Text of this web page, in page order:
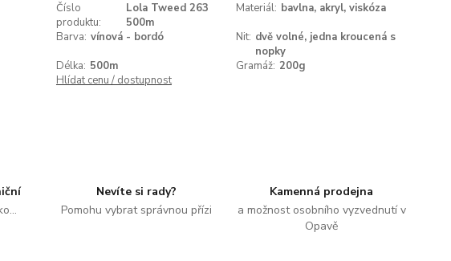
Číslo
produktu:
Lola Tweed 263
500m
Materiál: bavlna, akryl, viskóza
Barva: vínová - bordó Nit: dvě volné, jedna kroucená s
nopky
Délka: 500m Gramáž: 200g
Hlídat cenu / dostupnost
Nevíte si rady?
Pomohu vybrat správnou přízi
Kamenná prodejna
a možnost osobního vyzvednutí v
Opavě